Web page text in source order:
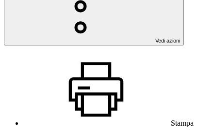
Vedi azioni
Stampa